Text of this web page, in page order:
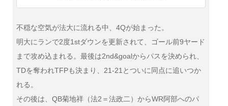
不穏な空気が法大に流れる中、4Qが始まった。
明大にランで2度1stダウンを更新されて、ゴール前9ヤード
まで攻め込まれる。最後は2nd&goalからパスを決められ、
TDを奪われTFPも決まり、21-21とついに同点に追いつか
れる。
その後は、QB菊地祥（法2＝法政二）からWR阿部へのパ